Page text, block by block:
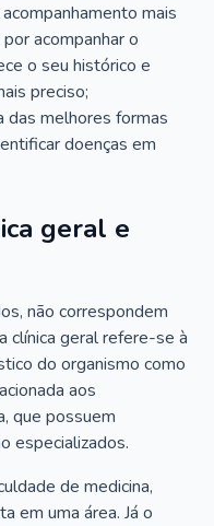
mais
acompanhar o
o seu histórico e
preciso;
das melhores formas
doenças em
geral e
não correspondem
clínica geral refere-se à
do organismo como
aos
que possuem
especializados.
de medicina,
em uma área. Já o